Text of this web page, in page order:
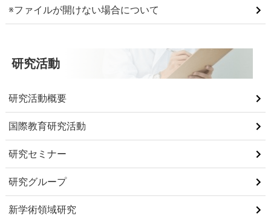
※ファイルが開けない場合について
研究活動
研究活動概要
国際教育研究活動
研究セミナー
研究グループ
新学術領域研究